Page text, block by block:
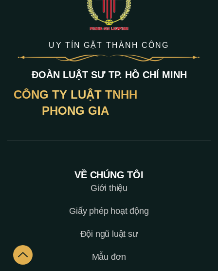
UY TÍN GẶT THÀNH CÔNG
ĐOÀN LUẬT SƯ TP. HỒ CHÍ MINH
CÔNG TY LUẬT TNHH
PHONG GIA
VỀ CHÚNG TÔI
Giới thiệu
Giấy phép hoạt động
Đội ngũ luật sư
Mẫu đơn